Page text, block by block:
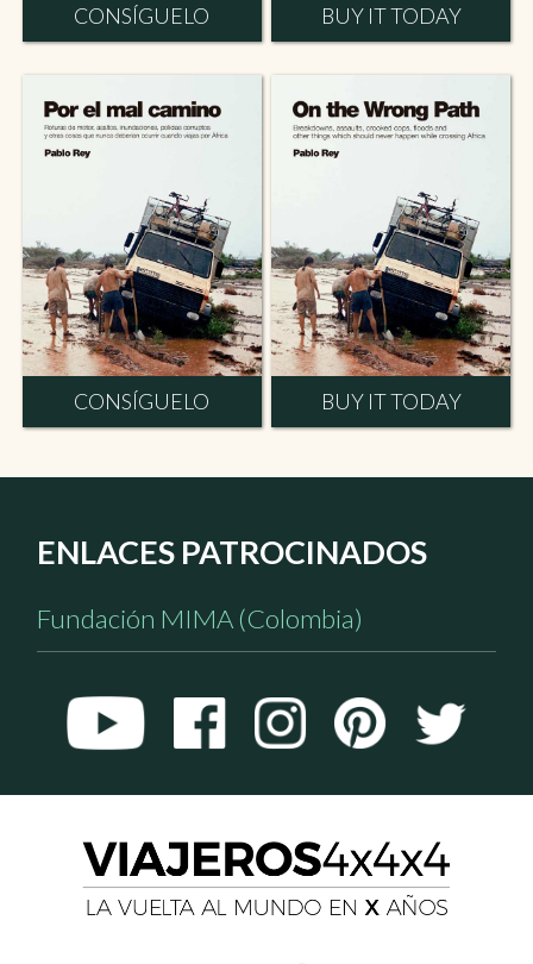
CONSÍGUELO BUY IT TODAY
CONSÍGUELO BUY IT TODAY
ENLACES PATROCINADOS
Fundación MIMA (Colombia)